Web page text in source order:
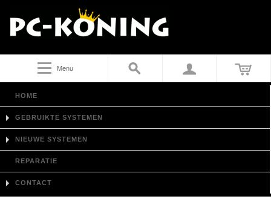
Menu
HOME
GEBRUIKTE SYSTEMEN
NIEUWE SYSTEMEN
REPARATIE
CONTACT